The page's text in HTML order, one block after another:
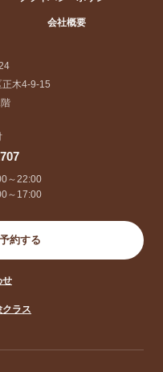
会社概要
木4-9-15
～22:00
～17:00
約する
せ
ラス